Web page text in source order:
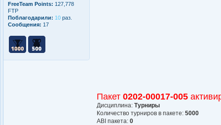
FreeTeam Points: 127,778
FTP
Поблагодарили: 10 раз.
Сообщения: 17
Пакет 0202-00017-005
Дисциплина: Турниры
Количество турниров в пакете: 5000
АBI пакета: 0